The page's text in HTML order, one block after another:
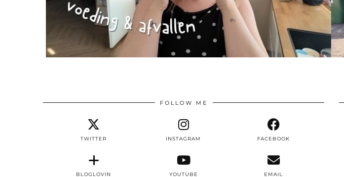
FOLLOW ME
TWITTER INSTAGRAM FACEBOOK
BLOGLOVIN YOUTUBE EMAIL